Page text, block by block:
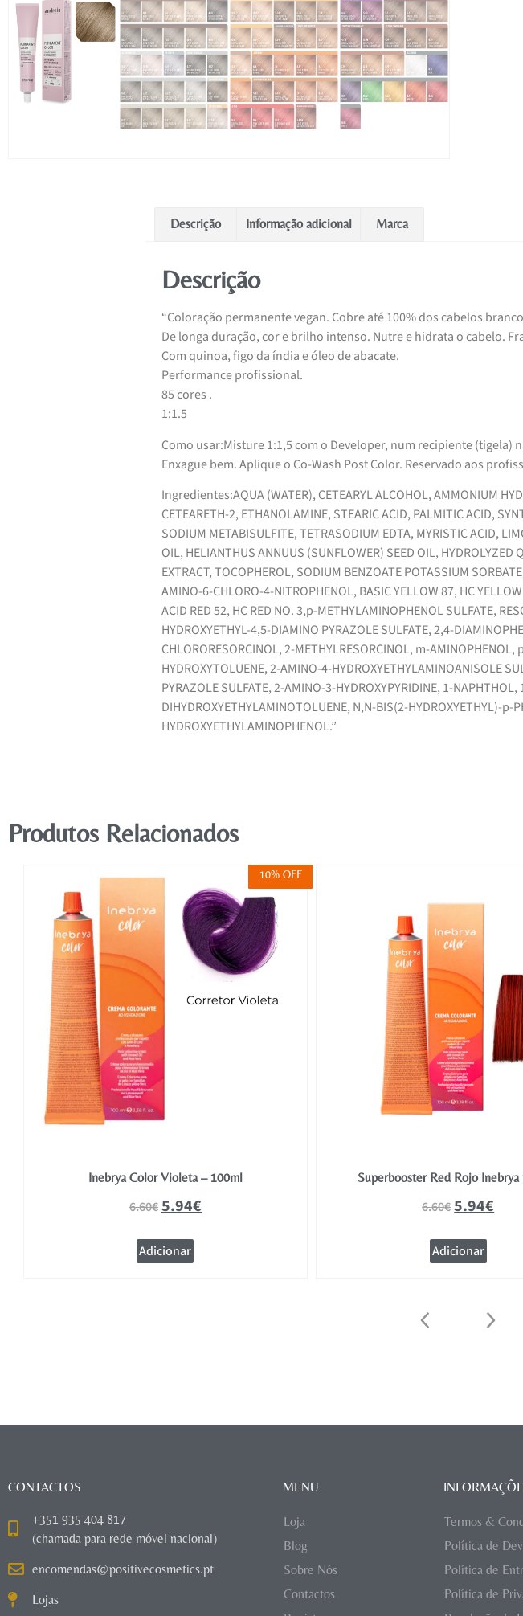
Descrição Informação adicional Marca
Descrição
“Coloração permanente vegan. Cobre até 100% dos cabelos
De longa duração, cor e brilho intenso. Nutre e hidrata o cabelo.
Com quinoa, figo da índia e óleo de abacate.
Performance profissional.
85 cores .
1:1.5
Como usar:Misture 1:1,5 com o Developer, num recipiente (tigela)
Enxague bem. Aplique o Co-Wash Post Color. Reservado aos
Ingredientes:AQUA (WATER), CETEARYL ALCOHOL, AMMONIUM
CETEARETH-2, ETHANOLAMINE, STEARIC ACID, PALMITIC ACID,
SODIUM METABISULFITE, TETRASODIUM EDTA, MYRISTIC ACID,
OIL, HELIANTHUS ANNUUS (SUNFLOWER) SEED OIL, HYDROLYZED
EXTRACT, TOCOPHEROL, SODIUM BENZOATE POTASSIUM
AMINO-6-CHLORO-4-NITROPHENOL, BASIC YELLOW 87, HC
ACID RED 52, HC RED NO. 3,p-METHYLAMINOPHENOL SULFATE,
HYDROXYETHYL-4,5-DIAMINO PYRAZOLE SULFATE, 2,4-
CHLORORESORCINOL, 2-METHYLRESORCINOL, m-
HYDROXYTOLUENE, 2-AMINO-4-HYDROXYETHYLAMINOANISOLE
PYRAZOLE SULFATE, 2-AMINO-3-HYDROXYPYRIDINE, 1-
DIHYDROXYETHYLAMINOTOLUENE, N,N-BIS(2-HYDROXYETHYL)-p-
HYDROXYETHYLAMINOPHENOL.”
Produtos Relacionados
10% OFF
Inebrya Color Violeta – 100ml
6.60€5.94€
Adicionar
Superbooster Red Rojo
6.60€5.94€
Adicionar
CONTACTOS
+351 935 404 817
(chamada para rede móvel nacional)
encomendas@positivecosmetics.pt
Lojas
MENU
Loja
Blog
Sobre Nós
Contactos
Termos &
Política de
Política de
Política de